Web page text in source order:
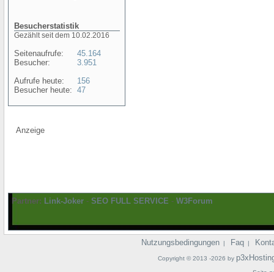
Besucherstatistik
Gezählt seit dem 10.02.2016
Seitenaufrufe:
Besucher:
Aufrufe heute:
Besucher heute:
45.164
3.951
156
47
Anzeige
Partner: Link-Joker - SEO FULL SERVICE - W3Forum
Nutzungsbedingungen | Faq |
Copyright © 2013 -2026 by